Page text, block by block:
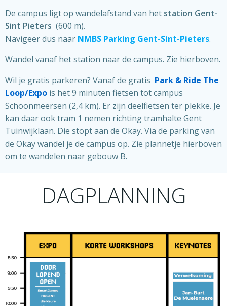
De campus ligt op wandelafstand van het station Gent-
Sint Pieters (600 m).
Navigeer dus naar NMBS Parking Gent-Sint-Pieters.
Wandel vanaf het station naar de campus. Zie hierboven.
Wil je gratis parkeren? Vanaf de gratis Park & Ride The
Loop/Expo is het 9 minuten fietsen tot campus
Schoonmeersen (2,4 km). Er zijn deelfietsen ter plekke. Je
kan daar ook tram 1 nemen richting tramhalte Gent
Tuinwijklaan. Die stopt aan de Okay. Via de parking van
de Okay wandel je de campus op. Zie plannetje hierboven
om te wandelen naar gebouw B.
DAGPLANNING